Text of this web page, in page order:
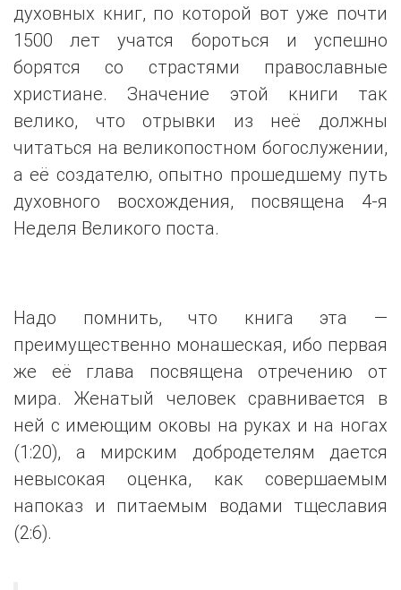
духовных книг, по которой вот уже почти
1500 лет учатся бороться и успешно
борятся со страстями православные
христиане. Значение этой книги так
велико, что отрывки из неё должны
читаться на великопостном богослужении,
а её создателю, опытно прошедшему путь
духовного восхождения, посвящена 4-я
Неделя Великого поста.
Надо помнить, что книга эта —
преимущественно монашеская, ибо первая
же её глава посвящена отречению от
мира. Женатый человек сравнивается в
ней с имеющим оковы на руках и на ногах
(1:20), а мирским добродетелям дается
невысокая оценка, как совершаемым
напоказ и питаемым водами тщеславия
(2:6).